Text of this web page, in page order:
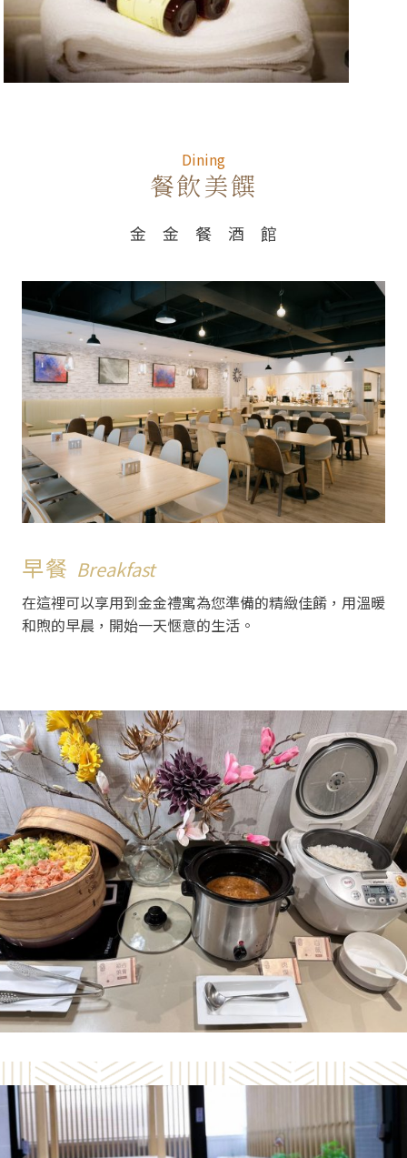
Dining
Dining
餐飲美饌
金 金 餐 酒 館
早餐 Breakfast
在這裡可以享用到金金禮寓為您準備的精緻佳餚，用溫暖
和煦的早晨，開始一天愜意的生活。